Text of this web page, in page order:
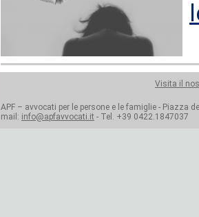
Visita il
APF – avvocati per le persone e le famiglie - Piazza
mail: info@apfavvocati.it - Tel. +39 0422.1847037